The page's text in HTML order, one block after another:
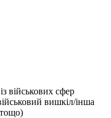
військових сфер
вишкіл/інша
тощо)